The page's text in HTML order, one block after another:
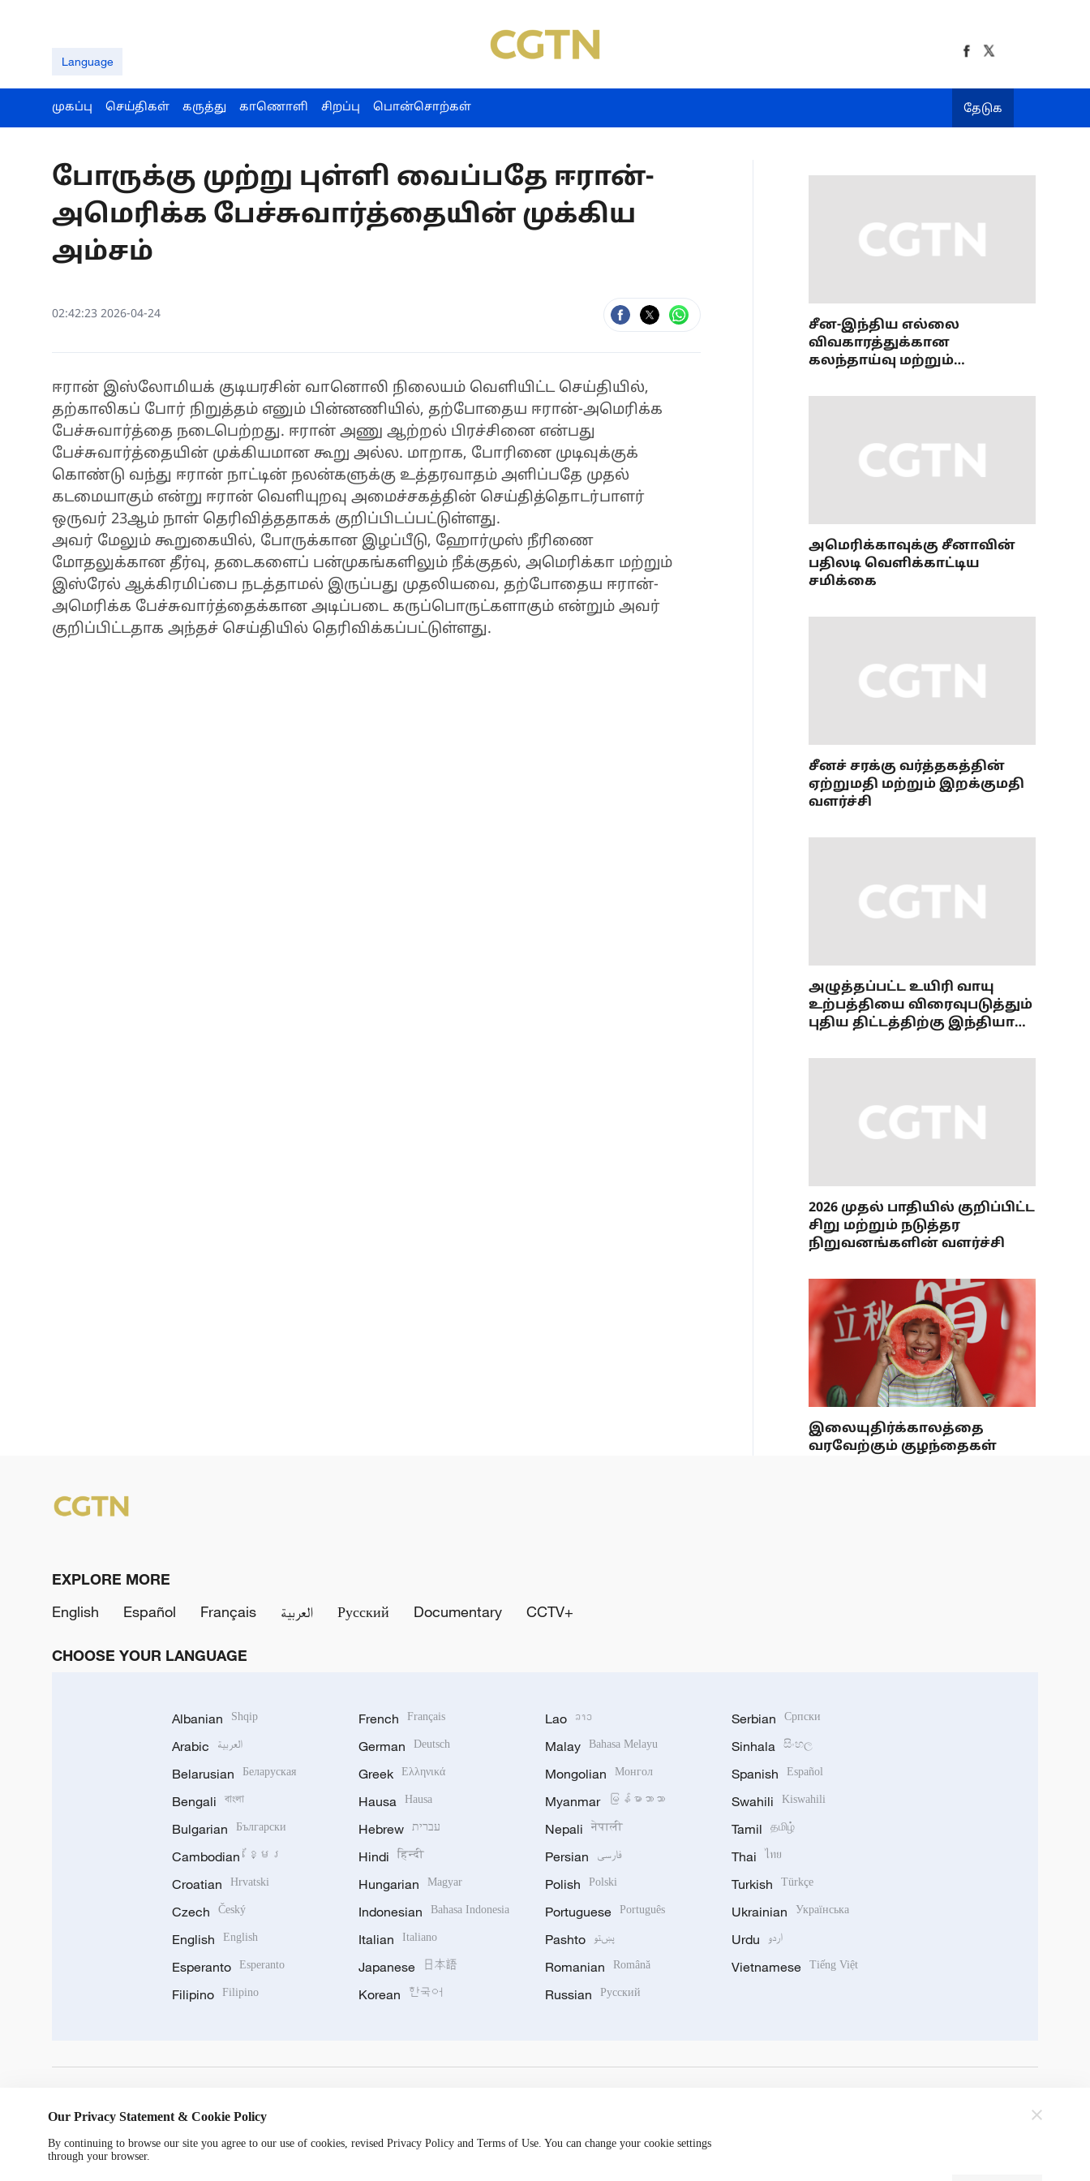
Language
முகப்பு செய்திகள் கருத்து காணொளி சிறப்பு பொன்சொற்கள் தேடுக
போருக்கு முற்று புள்ளி வைப்பதே ஈரான்-
அமெரிக்க பேச்சுவார்த்தையின் முக்கிய
அம்சம்
02:42:23 2026-04-24
ஈரான் இஸ்லோமியக் குடியரசின் வானொலி நிலையம் வெளியிட்ட செய்தியில்,
தற்காலிகப் போர் நிறுத்தம் எனும் பின்னணியில், தற்போதைய ஈரான்-அமெரிக்க
பேச்சுவார்த்தை நடைபெற்றது. ஈரான் அணு ஆற்றல் பிரச்சினை என்பது
பேச்சுவார்த்தையின் முக்கியமான கூறு அல்ல. மாறாக, போரினை முடிவுக்குக்
கொண்டு வந்து ஈரான் நாட்டின் நலன்களுக்கு உத்தரவாதம் அளிப்பதே முதல்
கடமையாகும் என்று ஈரான் வெளியுறவு அமைச்சகத்தின் செய்தித்தொடர்பாளர்
ஒருவர் 23ஆம் நாள் தெரிவித்ததாகக் குறிப்பிடப்பட்டுள்ளது.
அவர் மேலும் கூறுகையில், போருக்கான இழப்பீடு, ஹோர்முஸ் நீரிணை
மோதலுக்கான தீர்வு, தடைகளைப் பன்முகங்களிலும் நீக்குதல், அமெரிக்கா மற்றும்
இஸ்ரேல் ஆக்கிரமிப்பை நடத்தாமல் இருப்பது முதலியவை, தற்போதைய ஈரான்-
அமெரிக்க பேச்சுவார்த்தைக்கான அடிப்படை கருப்பொருட்களாகும் என்றும் அவர்
குறிப்பிட்டதாக அந்தச் செய்தியில் தெரிவிக்கப்பட்டுள்ளது.
சீன-இந்திய எல்லை
விவகாரத்துக்கான
கலந்தாய்வு மற்றும்
அமைப்புமுறை பற்றிய 36வது
அமெரிக்காவுக்கு சீனாவின்
பதிலடி வெளிக்காட்டிய
சமிக்கை
சீனச் சரக்கு வர்த்தகத்தின்
ஏற்றுமதி மற்றும் இறக்குமதி
வளர்ச்சி
அழுத்தப்பட்ட உயிரி வாயு
உற்பத்தியை விரைவுபடுத்தும்
புதிய திட்டத்திற்கு இந்தியா
2026 முதல் பாதியில் குறிப்பிட்ட
சிறு மற்றும் நடுத்தர
நிறுவனங்களின் வளர்ச்சி
இலையுதிர்க்காலத்தை
வரவேற்கும் குழந்தைகள்
EXPLORE MORE
English
Español Français العربية Русский Documentary CCTV+
CHOOSE YOUR LANGUAGE
Albanian Shqip
Arabic العربية
Belarusian Беларуская
Bengali বাংলা
Bulgarian Български
Cambodian ខ្មែរ
Croatian Hrvatski
Czech Český
English English
Esperanto Esperanto
Filipino Filipino
French Français
German Deutsch
Greek Ελληνικά
Hausa Hausa
Hebrew עברית
Hindi हिन्दी
Hungarian Magyar
Indonesian Bahasa Indonesia
Italian Italiano
Japanese 日本語
Korean 한국어
Lao ລາວ
Malay Bahasa Melayu
Mongolian Монгол
Myanmar မြန်မာဘာသာ
Nepali नेपाली
Persian فارسی
Polish Polski
Portuguese Português
Pashto پښتو
Romanian Română
Russian Русский
Serbian Српски
Sinhala සිංහල
Spanish Español
Swahili Kiswahili
Tamil தமிழ்
Thai ไทย
Turkish Türkçe
Ukrainian Українська
Urdu اردو
Vietnamese Tiếng Việt
Our Privacy Statement & Cookie Policy
By continuing to browse our site you agree to our use of cookies, revised Privacy Policy and Terms of Use. You can change your cookie settings
through your browser.